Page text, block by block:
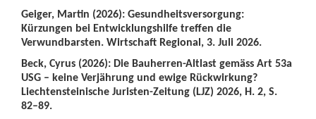
Geiger, Martin (2026): Gesundheitsversorgung:
Kürzungen bei Entwicklungshilfe treffen die
Verwundbarsten. Wirtschaft Regional, 3. Juli 2026.
Beck, Cyrus (2026): Die Bauherren-Altlast gemäss Art 53a
USG – keine Verjährung und ewige Rückwirkung?
Liechtensteinische Juristen-Zeitung (LJZ) 2026, H. 2, S.
82–89.